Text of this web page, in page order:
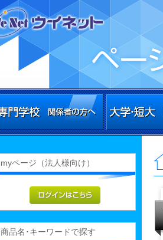
myページ（法人様向け）
商品名･キーワードで探す